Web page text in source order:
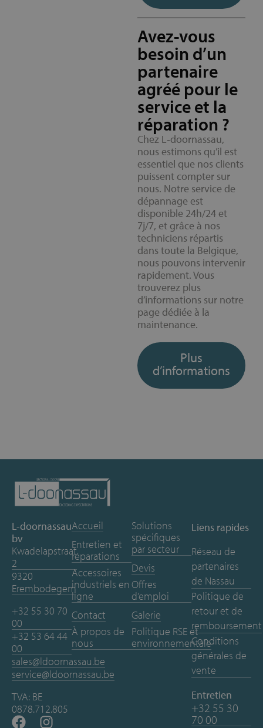
Avez-vous
besoin d’un
partenaire
agréé pour le
service et la
réparation ?
Chez L‑doornassau,
nous estimons qu’il est
essentiel que nos clients
puissent compter sur
nous. Notre service de
dépannage est
disponible 24h/24 et
7j/7, et grâce à nos
techniciens répartis
dans toute la Belgique,
nous pouvons intervenir
rapidement. Vous
trouverez plus
d’informations sur notre
page dédiée à la
maintenance.
Plus
d’informations
L-doornassau
bv
Kwadelapstraat
2
9320
Erembodegem
+32 55 30 70
00
+32 53 64 44
00
sales@ldoornassau.be
service@ldoornassau.be
TVA: BE
0878.712.805
Accueil
Entretien et
réparations
Accessoires
industriels en
ligne
Contact
À propos de
nous
Solutions
spécifiques
par secteur
Devis
Offres
d’emploi
Galerie
Politique RSE et
environnementale
Liens rapides
Réseau de
partenaires
de Nassau
Politique de
retour et de
remboursement
Conditions
générales de
vente
Entretien
+32 55 30
70 00